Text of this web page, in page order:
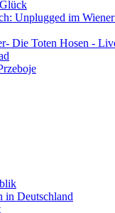
Unplugged im
Die Toten Hosen -
in Deutschland